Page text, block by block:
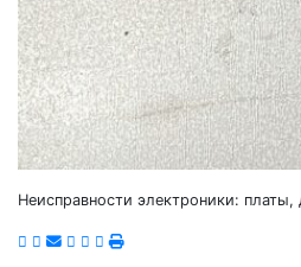
Неисправности электроники: